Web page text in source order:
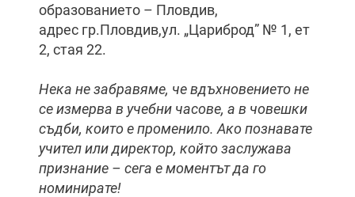
образованието – Пловдив,
адрес гр.Пловдив,ул. „Цариброд” № 1, ет
2, стая 22.
Нека не забравяме, че вдъхновението не
се измерва в учебни часове, а в човешки
съдби, които е променило. Ако познавате
учител или директор, който заслужава
признание – сега е моментът да го
номинирате!